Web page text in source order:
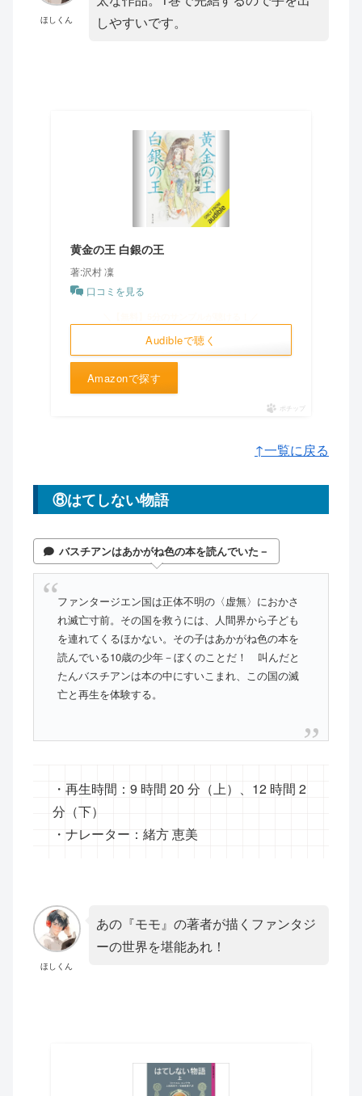
ほしくん
しやすいです。
黄金の王 白銀の王
著:沢村 凜
口コミを見る
Amazonで探す
Audibleで聴く
ポチップ
↑一覧に戻る
⑧はてしない物語
バスチアンはあかがね色の本を読んでいた－
ファンタージエン国は正体不明の〈虚無〉におかさ
れ滅亡寸前。その国を救うには、人間界から子ども
を連れてくるほかない。その子はあかがね色の本を
読んでいる10歳の少年－ぼくのことだ！ 叫んだと
たんバスチアンは本の中にすいこまれ、この国の滅
亡と再生を体験する。
・再生時間：9 時間 20 分（上）、12 時間 2
分（下）
・ナレーター：緒方 恵美
ほしくん
あの『モモ』の著者が描くファンタジ
ーの世界を堪能あれ！